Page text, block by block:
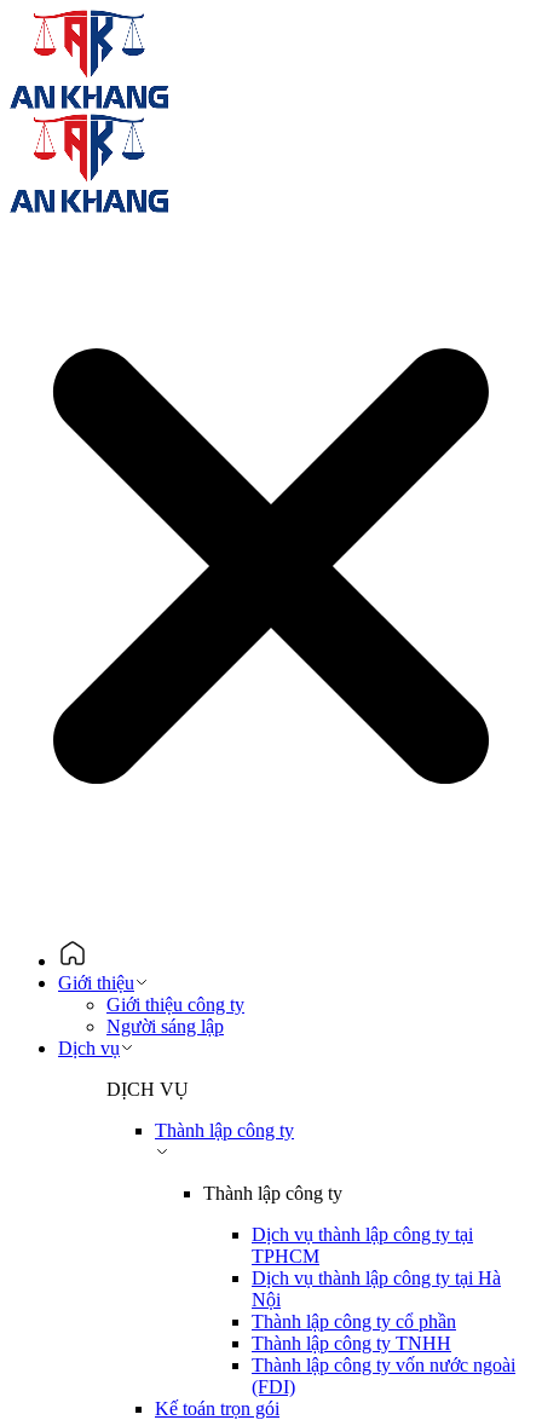
Giới thiệu
Giới thiệu công ty
Người sáng lập
Dịch vụ
DỊCH VỤ
Thành lập công ty
Thành lập công ty
Dịch vụ thành lập công ty tại
TPHCM
Dịch vụ thành lập công ty tại Hà
Nội
Thành lập công ty cổ phần
Thành lập công ty TNHH
Thành lập công ty vốn nước ngoài
(FDI)
Kế toán trọn gói